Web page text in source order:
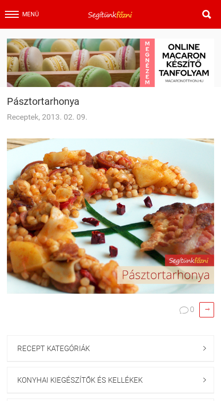
MENÜ 
Pásztortarhonya
Receptek, 2013. 02. 09.
 0 
RECEPT KATEGÓRIÁK 
KONYHAI KIEGÉSZÍTŐK ÉS KELLÉKEK 